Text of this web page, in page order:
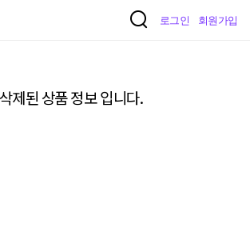
로그인 회원가입
삭제된 상품 정보 입니다.